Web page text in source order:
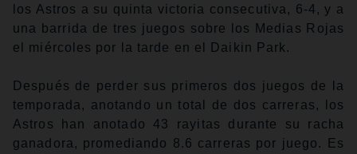
los Astros a su quinta victoria consecutiva, 6-4, y a
una barrida de tres juegos sobre los Medias Rojas
el miércoles por la tarde en el Daikin Park.
Después de perder sus primeros dos juegos de la
temporada, anotando un total de dos carreras, los
Astros han anotado 43 rayitas durante su racha
ganadora, promediando 8.6 carreras por juego. Es